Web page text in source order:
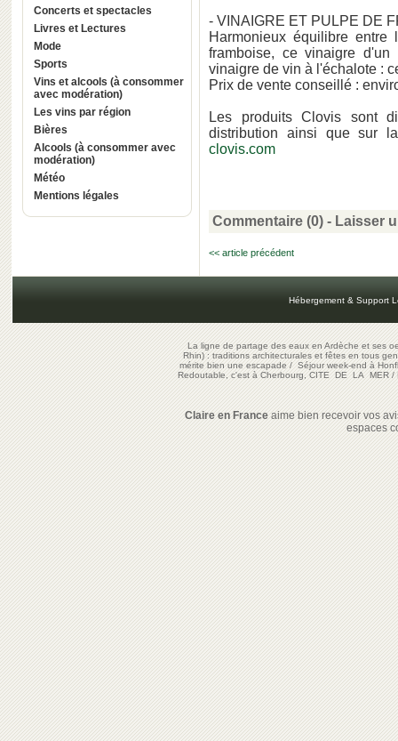
Concerts et spectacles
Livres et Lectures
Mode
Sports
Vins et alcools (à consommer
avec modération)
Les vins par région
Bières
Alcools (à consommer avec
modération)
Météo
Mentions légales
- VINAIGRE ET PULPE DE
Harmonieux équilibre
framboise, ce vinaigre
vinaigre de vin à l'échalote :
Prix de vente conseillé :
Les produits Clovis sont
distribution ainsi que sur
clovis.com
Commentaire (0) - Laisser
<< article précédent
Hébergement & Support
La ligne de partage des eaux en Ardèche et ses
Rhin) : traditions architecturales et fêtes en tous
mérite bien une escapade/Séjour week-end à
Redoutable, c'est à Cherbourg, CITE DE LA MER/
Claire en Franceaime bien recevoir vos
espaces